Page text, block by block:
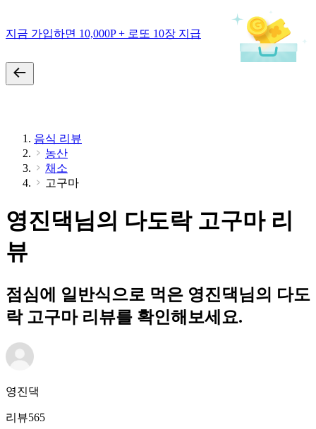
지금 가입하면 10,000P + 로또 10장 지급
음식 리뷰
농산
채소
고구마
영진댁님의 다도락 고구마 리
뷰
점심에 일반식으로 먹은 영진댁님의 다도
락 고구마 리뷰를 확인해보세요.
영진댁
리뷰565